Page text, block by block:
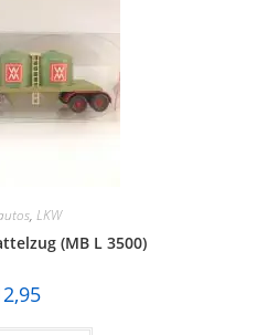
, LKW
(MB L 3500)